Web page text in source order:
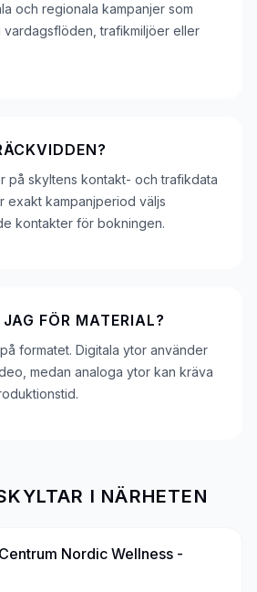
och regionala kampanjer som
trafikmiljöer eller
på skyltens kontakt- och trafikdata
exakt kampanjperiod väljs
kontakter för bokningen.
FÖR MATERIAL?
formatet. Digitala ytor använder
medan analoga ytor kan kräva
I NÄRHETEN
Nordic Wellness -